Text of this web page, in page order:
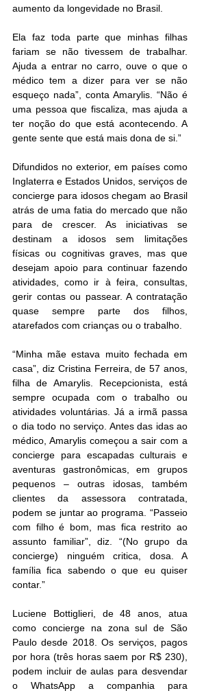
aumento da longevidade no Brasil.
Ela faz toda parte que minhas filhas
fariam se não tivessem de trabalhar.
Ajuda a entrar no carro, ouve o que o
médico tem a dizer para ver se não
esqueço nada”, conta Amarylis. “Não é
uma pessoa que fiscaliza, mas ajuda a
ter noção do que está acontecendo. A
gente sente que está mais dona de si.”
Difundidos no exterior, em países como
Inglaterra e Estados Unidos, serviços de
concierge para idosos chegam ao Brasil
atrás de uma fatia do mercado que não
para de crescer. As iniciativas se
destinam a idosos sem limitações
físicas ou cognitivas graves, mas que
desejam apoio para continuar fazendo
atividades, como ir à feira, consultas,
gerir contas ou passear. A contratação
quase sempre parte dos filhos,
atarefados com crianças ou o trabalho.
“Minha mãe estava muito fechada em
casa”, diz Cristina Ferreira, de 57 anos,
filha de Amarylis. Recepcionista, está
sempre ocupada com o trabalho ou
atividades voluntárias. Já a irmã passa
o dia todo no serviço. Antes das idas ao
médico, Amarylis começou a sair com a
concierge para escapadas culturais e
aventuras gastronômicas, em grupos
pequenos – outras idosas, também
clientes da assessora contratada,
podem se juntar ao programa. “Passeio
com filho é bom, mas fica restrito ao
assunto familiar”, diz. “(No grupo da
concierge) ninguém critica, dosa. A
família fica sabendo o que eu quiser
contar.”
Luciene Bottiglieri, de 48 anos, atua
como concierge na zona sul de São
Paulo desde 2018. Os serviços, pagos
por hora (três horas saem por R$ 230),
podem incluir de aulas para desvendar
o WhatsApp a companhia para